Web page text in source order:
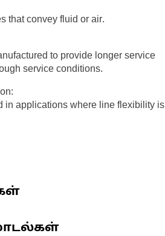
that convey fluid or air.
to provide longer service
service conditions.
in applications where line flexibility is